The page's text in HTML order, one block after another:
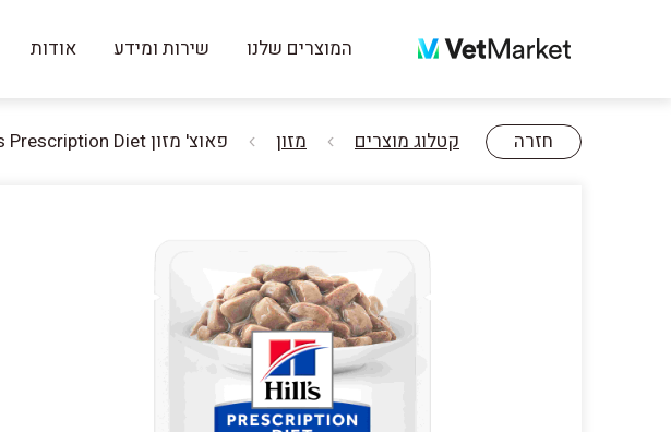
המוצרים שלנו שירות ומידע אודות
חזרה קטלוג מוצרים מזון פאוצ' מזון w/d | Hill's Prescription Diet לחתול בוגר, 85 גר' (12 יח')